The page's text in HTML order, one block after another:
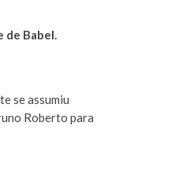
de Babel.
se assumiu
Roberto para